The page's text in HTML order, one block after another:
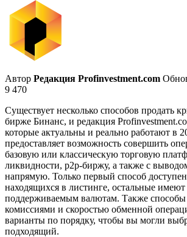
Автор Редакция Profinvestment.com
9 470
Существует несколько способов продать
бирже Бинанс, и редакция
которые актуальны и реально работают в
предоставляет возможность совершить
базовую или классическую торговую
ликвидности, p2p-биржу, а также с
напрямую. Только первый способ
находящихся в листинге, остальные
поддерживаемым валютам. Также способы
комиссиями и скоростью обменной
варианты по порядку, чтобы вы могли
подходящий.